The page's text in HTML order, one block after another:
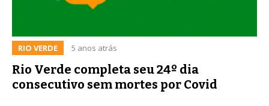
RIO VERDE 5 anos atrás
Rio Verde completa seu 24º dia
consecutivo sem mortes por Covid